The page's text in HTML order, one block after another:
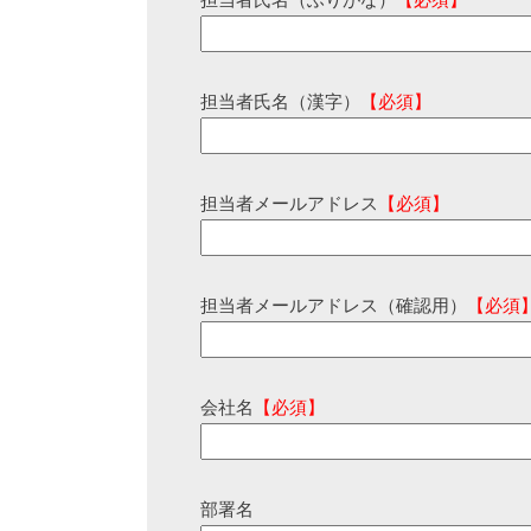
担当者氏名（漢字） 【必須】
担当者メールアドレス 【必須】
担当者メールアドレス（確認用） 【必須
会社名 【必須】
部署名